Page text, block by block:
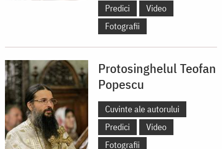
Predici
Video
Fotografii
Protosinghelul Teofan
Popescu
Cuvinte ale autorului
Predici
Video
Fotografii